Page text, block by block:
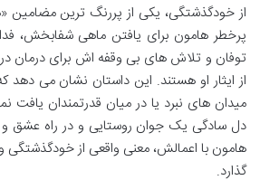
از خودگذشتگی، یکی از پررنگ ترین مضامین
پرخطر هامون برای یافتن ماهی شفابخش،
توفان و تلاش های بی وقفه اش برای درمان
از ایثار او هستند. این داستان نشان می دهد
میدان های نبرد یا در میان قدرتمندان یافت
دل سادگی یک جوان روستایی و در راه عشق و
هامون با اعمالش، معنی واقعی از خودگذشتگی
گذارد.